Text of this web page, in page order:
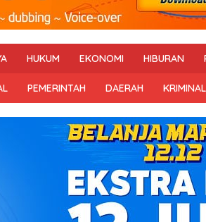
HUKUM EKONOMI HIBURAN
PEMERINTAH DAERAH KRIMINAL